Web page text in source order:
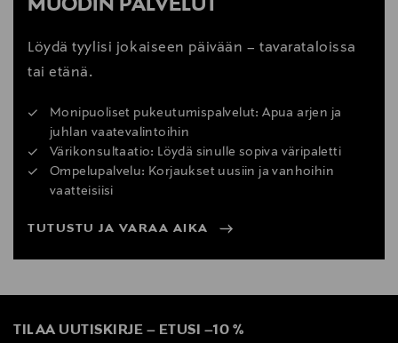
Konepesu.
Bangladesh
MUODIN PALVELUT
Löydä tyylisi jokaiseen päivään – tavarataloissa
tai etänä.
Monipuoliset pukeutumispalvelut: Apua arjen ja
juhlan vaatevalintoihin
Värikonsultaatio: Löydä sinulle sopiva väripaletti
Ompelupalvelu: Korjaukset uusiin ja vanhoihin
vaatteisiisi
TUTUSTU JA VARAA AIKA
TILAA UUTISKIRJE – ETUSI –10 %